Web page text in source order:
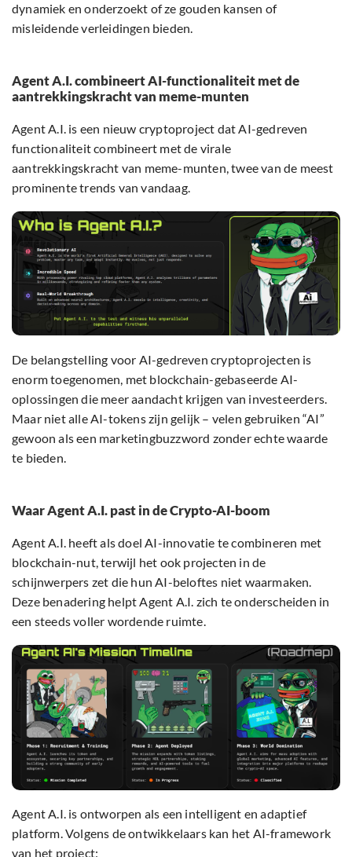
dynamiek en onderzoekt of ze gouden kansen of
misleidende verleidingen bieden.
Agent A.I. combineert AI-functionaliteit met de
aantrekkingskracht van meme-munten
Agent A.I. is een nieuw cryptoproject dat AI-gedreven
functionaliteit combineert met de virale
aantrekkingskracht van meme-munten, twee van de meest
prominente trends van vandaag.
De belangstelling voor AI-gedreven cryptoprojecten is
enorm toegenomen, met blockchain-gebaseerde AI-
oplossingen die meer aandacht krijgen van investeerders.
Maar niet alle AI-tokens zijn gelijk – velen gebruiken “AI”
gewoon als een marketingbuzzword zonder echte waarde
te bieden.
Waar Agent A.I. past in de Crypto-AI-boom
Agent A.I. heeft als doel AI-innovatie te combineren met
blockchain-nut, terwijl het ook projecten in de
schijnwerpers zet die hun AI-beloftes niet waarmaken.
Deze benadering helpt Agent A.I. zich te onderscheiden in
een steeds voller wordende ruimte.
Agent A.I. is ontworpen als een intelligent en adaptief
platform. Volgens de ontwikkelaars kan het AI-framework
van het project: